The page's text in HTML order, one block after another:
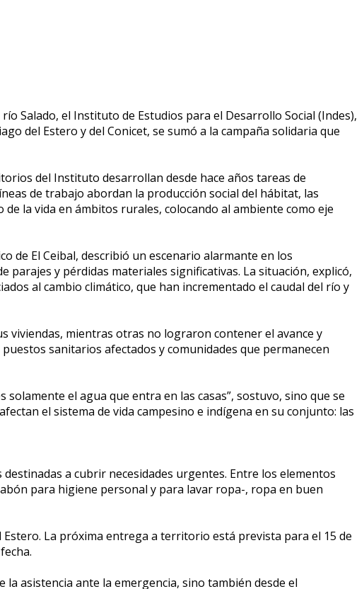
Salado, el Instituto de Estudios para el Desarrollo Social (Indes),
del Estero y del Conicet, se sumó a la campaña solidaria que
del Instituto desarrollan desde hace años tareas de
de trabajo abordan la producción social del hábitat, las
la vida en ámbitos rurales, colocando al ambiente como eje
de El Ceibal, describió un escenario alarmante en los
y pérdidas materiales significativas. La situación, explicó,
al cambio climático, que han incrementado el caudal del río y
viviendas, mientras otras no lograron contener el avance y
sanitarios afectados y comunidades que permanecen
el agua que entra en las casas”, sostuvo, sino que se
el sistema de vida campesino e indígena en su conjunto: las
a cubrir necesidades urgentes. Entre los elementos
para higiene personal y para lavar ropa-, ropa en buen
Estero. La próxima entrega a territorio está prevista para el 15 de
asistencia ante la emergencia, sino también desde el